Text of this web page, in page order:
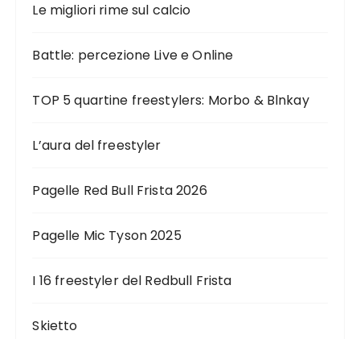
Le migliori rime sul calcio
Battle: percezione Live e Online
TOP 5 quartine freestylers: Morbo & Blnkay
L’aura del freestyler
Pagelle Red Bull Frista 2026
Pagelle Mic Tyson 2025
I 16 freestyler del Redbull Frista
Skietto